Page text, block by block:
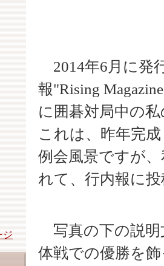
ジ
2014年6月に発
報"Rising
に囲碁対局中の
これは、昨年完
例会風景ですが
れて、行内報に
写真の下の説明
体戦での優勝を